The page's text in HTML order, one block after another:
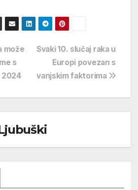
Svaki 10. slučaj raka u
Europi povezan s
vanjskim faktorima
može
s
2024